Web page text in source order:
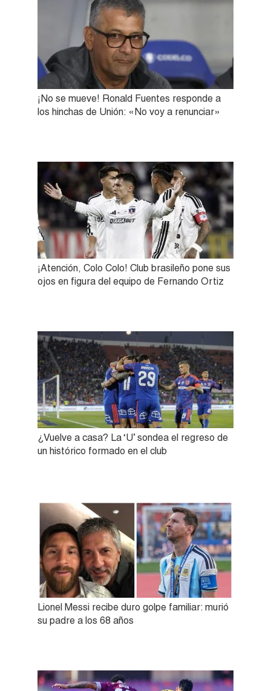
¡No se mueve! Ronald Fuentes responde a
los hinchas de Unión: «No voy a renunciar»
¡Atención, Colo Colo! Club brasileño pone sus
ojos en figura del equipo de Fernando Ortiz
¿Vuelve a casa? La ‘U’ sondea el regreso de
un histórico formado en el club
Lionel Messi recibe duro golpe familiar: murió
su padre a los 68 años